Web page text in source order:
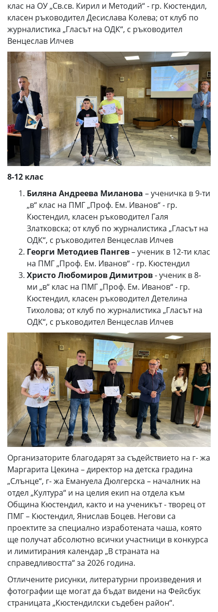
клас на ОУ „Св.св. Кирил и Методий“ - гр. Кюстендил,
класен ръководител Десислава Колева; от клуб по
журналистика „Гласът на ОДК“, с ръководител
Венцеслав Илчев
8-12 клас
Биляна Андреева Миланова – ученичка в 9-ти
„в“ клас на ПМГ „Проф. Ем. Иванов“ - гр.
Кюстендил, класен ръководител Галя
Златковска; от клуб по журналистика „Гласът на
ОДК“, с ръководител Венцеслав Илчев
Георги Методиев Пангев– ученик в 12-ти клас
на ПМГ „Проф. Ем. Иванов“ - гр. Кюстендил
Христо Любомиров Димитров- ученик в 8-
ми „в“ клас на ПМГ „Проф. Ем. Иванов“ - гр.
Кюстендил, класен ръководител Детелина
Тихолова; от клуб по журналистика „Гласът на
ОДК“, с ръководител Венцеслав Илчев
Организаторите благодарят за съдействието на г- жа
Маргарита Цекина – директор на детска градина
„Слънце“, г- жа Емануела Дюлгерска – началник на
отдел „Култура“ и на целия екип на отдела към
Община Кюстендил, както и на ученикът - творец от
ПМГ – Кюстендил, Янислав Боцев. Негови са
проектите за специално изработената чаша, която
ще получат абсолютно всички участници в конкурса
и лимитирания календар „В страната на
справедливостта“ за 2026 година.
Отличените рисунки, литературни произведения и
фотографии ще могат да бъдат видени на Фейсбук
страницата „Кюстендилски съдебен район“.